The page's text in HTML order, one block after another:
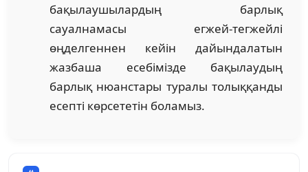
бақылаушылардың барлық
сауалнамасы егжей-тегжейлі
өңделгеннен кейін дайындалатын
жазбаша есебімізде бақылаудың
барлық нюанстары туралы толыққанды
есепті көрсететін боламыз.